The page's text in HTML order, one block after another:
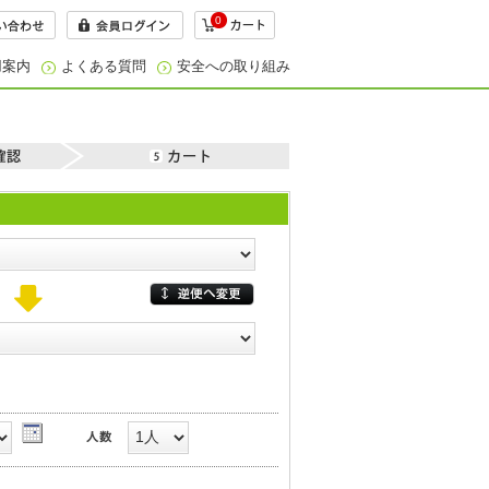
0
内 よくある質問 安全への取り組み